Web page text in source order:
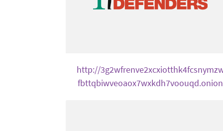
http://
fbttqbiwveoaox7wxkdh7voouqd.onion